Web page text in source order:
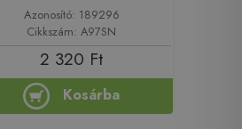
Azonosító: 189296
Cikkszám: A97SN
2 320 Ft
Kosárba